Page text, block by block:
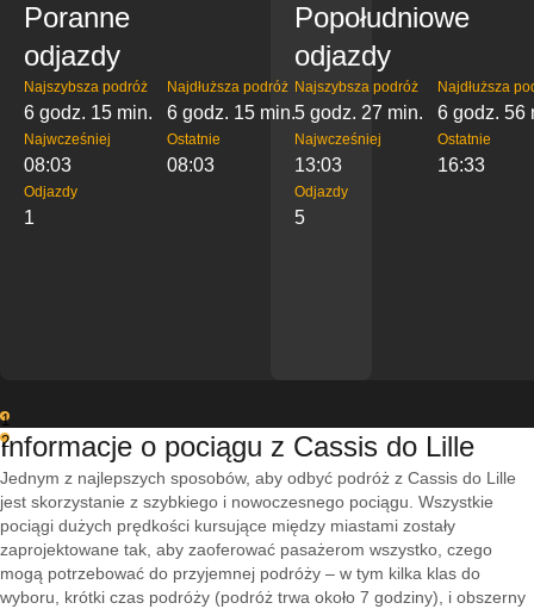
Poranne
odjazdy
Najszybsza podróż
6 godz. 15 min.
Najdłuższa podróż
6 godz. 15 min.
Najwcześniej
08:03
Ostatnie
08:03
Odjazdy
1
Popołudniowe
odjazdy
Najszybsza podróż
5 godz. 27 min.
Najdłuższa
6 godz. 56
Najwcześniej
13:03
Ostatnie
16:33
Odjazdy
5
1
2
Informacje o pociągu z Cassis do Lille
Jednym z najlepszych sposobów, aby odbyć podróż z Cassis do Lille
jest skorzystanie z szybkiego i nowoczesnego pociągu. Wszystkie
pociągi dużych prędkości kursujące między miastami zostały
zaprojektowane tak, aby zaoferować pasażerom wszystko, czego
mogą potrzebować do przyjemnej podróży – w tym kilka klas do
wyboru, krótki czas podróży (podróż trwa około 7 godziny), i obszerny